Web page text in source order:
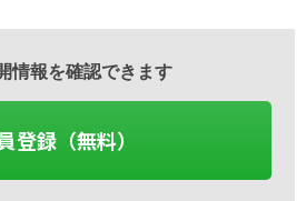
情報を確認できます
登録（無料）